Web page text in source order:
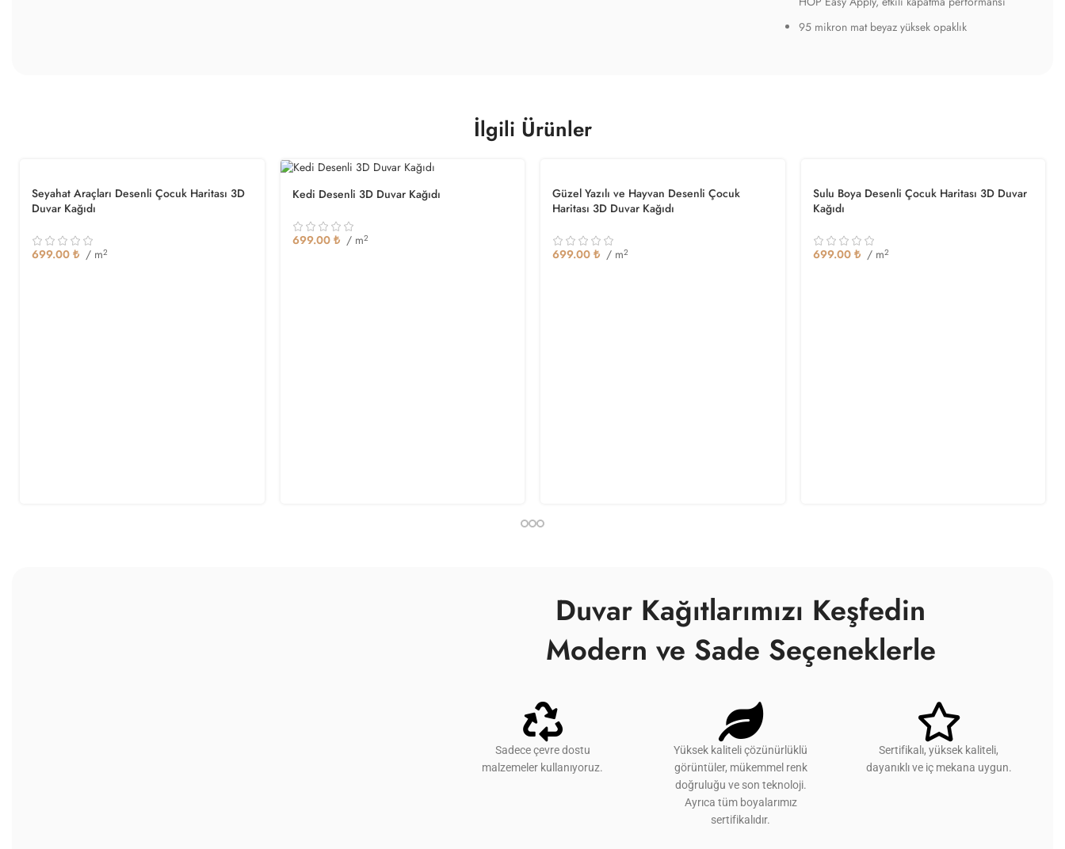
95 mikron mat beyaz yüksek opaklık
İlgili Ürünler
Seyahat Araçları Desenli Çocuk Haritası 3D
Duvar Kağıdı
699.00 ₺ / m2
Kedi Desenli 3D Duvar Kağıdı
699.00 ₺ / m2
Güzel Yazılı ve Hayvan Desenli Çocuk
Haritası 3D Duvar Kağıdı
699.00 ₺ / m2
Sulu Boya Desenli Çocuk Haritası 3D Duvar
Kağıdı
699.00 ₺ / m2
Duvar Kağıtlarımızı Keşfedin
Modern ve Sade Seçeneklerle
Sadece çevre dostu
malzemeler kullanıyoruz.
Yüksek kaliteli çözünürlüklü
görüntüler, mükemmel renk
doğruluğu ve son teknoloji.
Ayrıca tüm boyalarımız
sertifikalıdır.
Sertifikalı, yüksek kaliteli,
dayanıklı ve iç mekana uygun.